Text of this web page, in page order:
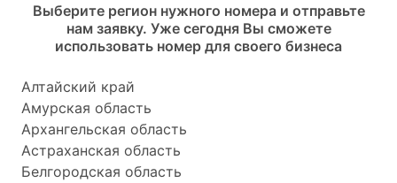
Выберите регион нужного номера и отправьте
нам заявку. Уже сегодня Вы сможете
использовать номер для своего бизнеса
Алтайский край
Амурская область
Архангельская область
Астраханская область
Белгородская область